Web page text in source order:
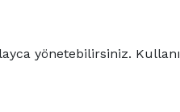
yönetebilirsiniz.